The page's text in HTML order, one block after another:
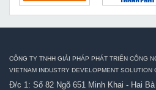
CÔNG TY TNHH GIẢI PHÁP PHÁT TRIỂN CÔNG
VIETNAM INDUSTRY DEVELOPMENT SOLUTION
Đ/c 1: Số 82 Ngõ 651 Minh Khai - Hai